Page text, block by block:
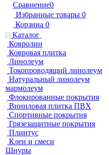
Сравнение0
Избранные товары 0
Корзина 0
Каталог
Ковролин
Ковровая плитка
Линолеум
Токопроводящий линолеум
Натуральный линолеум
мармолеум
Флокированные покрытия
Виниловая плитка ПВХ
Спортивные покрытия
Грязезащитные покрытия
Плинтус
Клеи и смеси
Шнуры